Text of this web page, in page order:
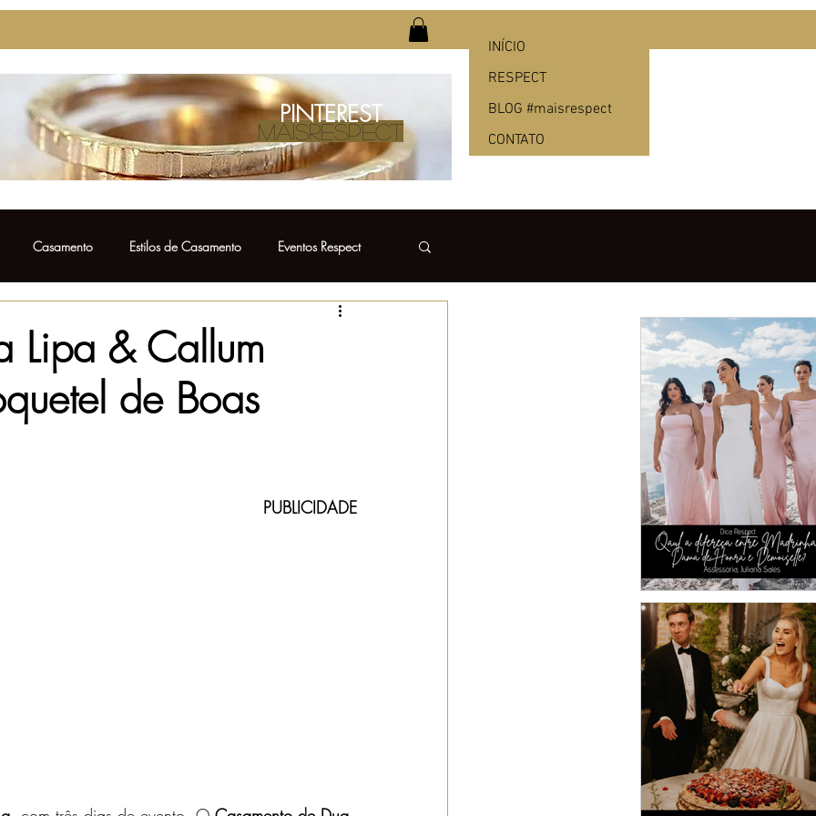
Casamento Estilos de Casamento Eventos Respect
Bolo de Casamento
Vestido para Madrinha Fotos de Casamento
Lipa & Callum
de Boas
PUBLICIDADE
Qual a diferença
Madrinha,
Honra e
INÍCIO
RESPECT
BLOG #maisrespect
CONTATO
MAISRESPECT
PINTEREST